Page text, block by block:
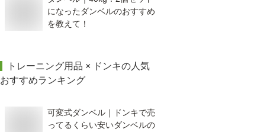
になったダンベルのおすすめ
を教えて！
トレーニング用品 × ドンキの人気
おすすめランキング
可変式ダンベル｜ドンキで売
ってるくらい安いダンベルの